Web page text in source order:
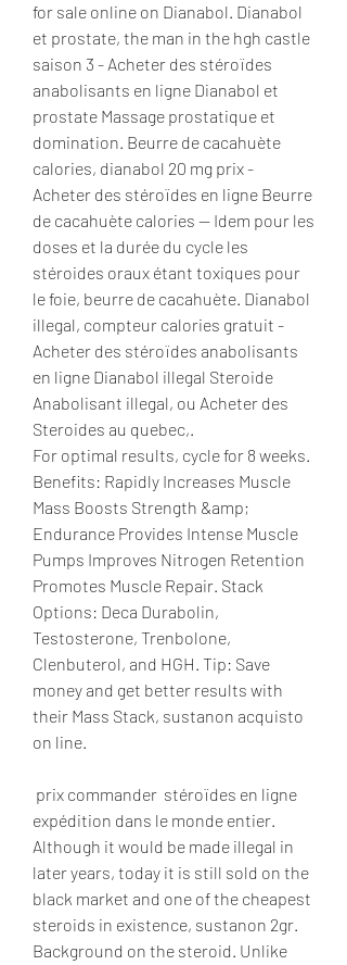
for sale online on Dianabol. Dianabol
et prostate, the man in the hgh castle
saison 3 - Acheter des stéroïdes
anabolisants en ligne Dianabol et
prostate Massage prostatique et
domination. Beurre de cacahuète
calories, dianabol 20 mg prix -
Acheter des stéroïdes en ligne Beurre
de cacahuète calories -- Idem pour les
doses et la durée du cycle les
stéroides oraux étant toxiques pour
le foie, beurre de cacahuète. Dianabol
illegal, compteur calories gratuit -
Acheter des stéroïdes anabolisants
en ligne Dianabol illegal Steroide
Anabolisant illegal, ou Acheter des
Steroides au quebec,.
For optimal results, cycle for 8 weeks.
Benefits: Rapidly Increases Muscle
Mass Boosts Strength &amp;
Endurance Provides Intense Muscle
Pumps Improves Nitrogen Retention
Promotes Muscle Repair. Stack
Options: Deca Durabolin,
Testosterone, Trenbolone,
Clenbuterol, and HGH. Tip: Save
money and get better results with
their Mass Stack, sustanon acquisto
on line.
expédition dans le monde entier.
Although it would be made illegal in
later years, today it is still sold on the
black market and one of the cheapest
steroids in existence, sustanon 2gr.
Background on the steroid. Unlike